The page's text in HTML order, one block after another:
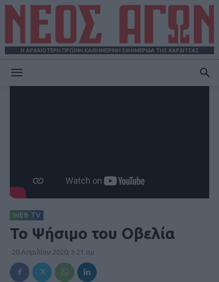
Η ΑΡΧΑΙΟΤΕΡΗ ΠΡΩΪΝΗ ΚΑΘΗΜΕΡΙΝΗ ΕΦΗΜΕΡΙΔΑ ΤΗΣ ΚΑΡΔΙΤΣΑΣ
WEB TV
Το Ψήσιμο του Οβελία
20 Απριλίου 2020, 3:21 πμ